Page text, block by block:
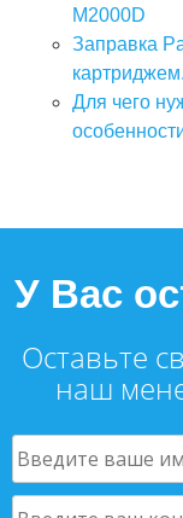
M2000D
Заправка
картриджем.
Для чего
У Вас
Оставьте
наш